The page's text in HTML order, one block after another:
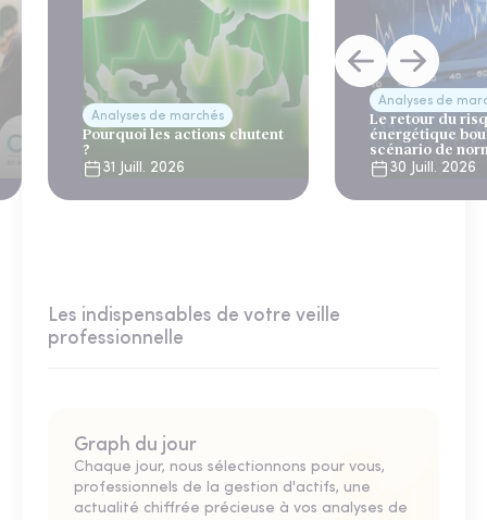
Analyses de marchés
Pourquoi les actions chutent
?
31 Juill. 2026
Analyses de
Le retour du
énergétique
scénario de
30 Juill. 2026
Les indispensables de votre veille
professionnelle
Graph du jour
Chaque jour, nous sélectionnons pour vous,
professionnels de la gestion d'actifs, une
actualité chiffrée précieuse à vos analyses de